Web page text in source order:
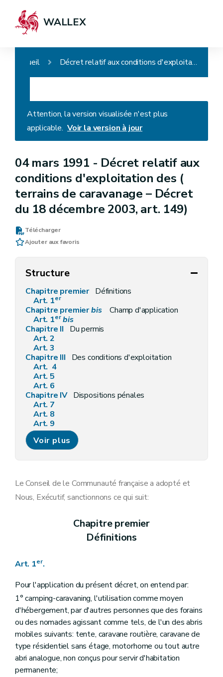
WALLEX
Accueil Décret relatif aux conditions d'exploitation des ( terrains de caravanage – Décret du 18 décembre 2003, art. 149)
Attention, la version visualisée n'est plus
applicable. Voir la version à jour
04 mars 1991 - Décret relatif aux
conditions d'exploitation des (
terrains de caravanage – Décret
du 18 décembre 2003, art. 149)
Télécharger
Ajouter aux favoris
Structure
Chapitre premier Définitions
Art. 1er
Chapitre premierbis
Champ d'application
Art. 1er bis
Chapitre II
Du permis
Art. 2
Art. 3
Chapitre III
Des conditions d'exploitation
Art. 4
Art. 5
Art. 6
Chapitre IV Dispositions pénales
Art. 7
Art. 8
Art. 9
Art. 9bis
Chapitre V
Dispositions finales
Art. 10
Voir plus
Le Conseil de le Communauté française a adopté et
Nous, Exécutif, sanctionnons ce qui suit:
Chapitre premier
Définitions
Art. 1er.
Pour l'application du présent décret, on entend par:
1° camping-caravaning, l'utilisation comme moyen
d'hébergement, par d'autres personnes que des forains
ou des nomades agissant comme tels, de l'un des abris
mobiles suivants: tente, caravane routière, caravane de
type résidentiel sans étage, motorhome ou tout autre
abri analogue, non conçus pour servir d'habitation
permanente;